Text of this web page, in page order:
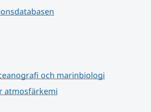
och marinbiologi
atmosfärkemi